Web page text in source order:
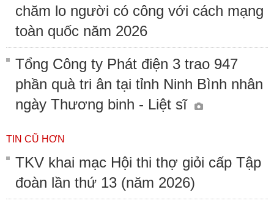
chăm lo người có công với cách mạng
toàn quốc năm 2026
Tổng Công ty Phát điện 3 trao 947
phần quà tri ân tại tỉnh Ninh Bình nhân
ngày Thương binh - Liệt sĩ
TIN CŨ HƠN
TKV khai mạc Hội thi thợ giỏi cấp Tập
đoàn lần thứ 13 (năm 2026)